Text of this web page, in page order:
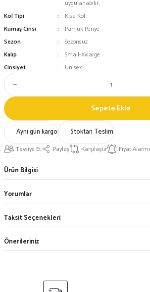
uygulanabilir.
Kol Tipi
Kısa Kol
Kumaş Cinsi
Pamuk Penye
Sezon
Sezonsuz
Kalıp
Small-Xxlarge
Cinsiyet
Unisex
Sepete Ekle
Aynı gün kargo Stoktan Teslim
Tavsiye Et Paylaş Karşılaştır Fiyat Alarmı
Ürün Bilgisi
Yorumlar
Taksit Seçenekleri
Önerileriniz